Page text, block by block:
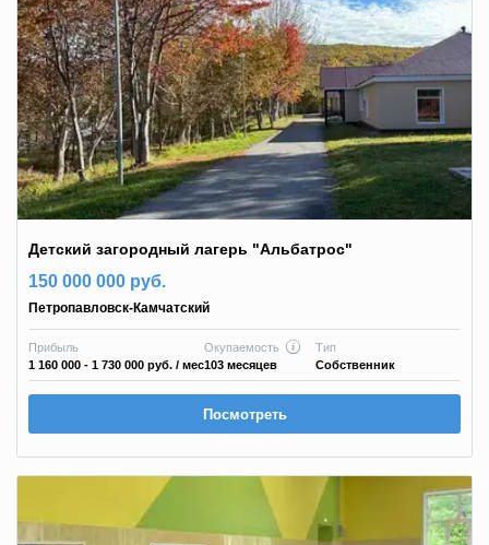
Детский загородный лагерь "Альбатрос"
150 000 000 руб.
Петропавловск-Камчатский
Прибыль
1 160 000 - 1 730 000 руб. / мес
Окупаемость
103 месяцев
Тип
Собственник
Посмотреть